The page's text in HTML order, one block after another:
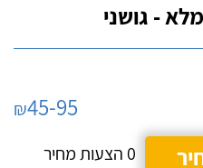
- גושני
₪45-95
0 הצעות מחיר